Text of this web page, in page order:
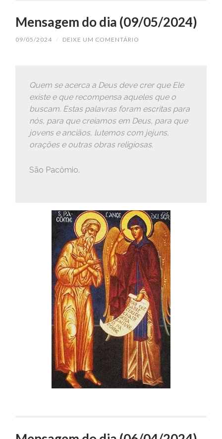
Mensagem do dia (09/05/2024)
09/05/2024 / DEIXE UM COMENTÁRIO
Quem se acerca a Deus deve crer que Ele
existe e que recompensa aqueles que o
buscam. Estas palavras foram escritas para
nós, para que creiamos em Deus, para que
jovens e anciãos, lutemos com jejuns,
orações e outras obras religiosas.
São Pacômio.